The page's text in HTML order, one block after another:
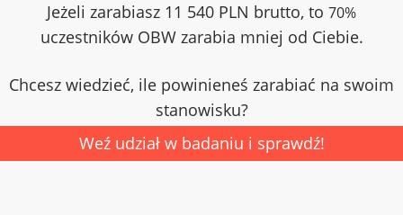
Jeżeli zarabiasz 11 540 PLN brutto, to 70%
uczestników OBW zarabia mniej od Ciebie.
Chcesz wiedzieć, ile powinieneś zarabiać na swoim
stanowisku?
Weź udział w badaniu i sprawdź!